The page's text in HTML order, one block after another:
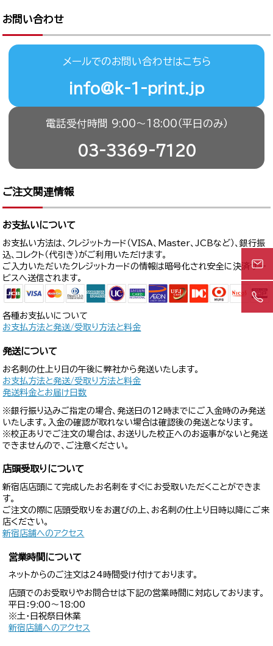
お問い合わせ
メールでのお問い合わせはこちら
info@k-1-print.jp
電話受付時間 9:00〜18:00（平日のみ）
03-3369-7120
ご注文関連情報
お支払いについて
お支払い方法は、クレジットカード（VISA、Master、JCBなど）、銀行振
込、コレクト（代引き）がご利用いただけます。
ご入力いただいたクレジットカードの情報は暗号化され安全に決済サー
ビスへ送信されます。
各種お支払いについて
お支払方法と発送/受取り方法と料金
発送について
お名刺の仕上り日の午後に弊社から発送いたします。
お支払方法と発送/受取り方法と料金
発送料金とお届け日数
※銀行振り込みご指定の場合、発送日の12時までにご入金時のみ発送
いたします。入金の確認が取れない場合は確認後の発送となります。
※校正ありでご注文の場合は、お送りした校正へのお返事がないと発送
できませんので、ご注意ください。
店頭受取りについて
新宿店店頭にて完成したお名刺をすぐにお受取いただくことができま
す。
ご注文の際に店頭受取りをお選びの上、お名刺の仕上り日時以降にご来
店ください。
新宿店舗へのアクセス
営業時間について
ネットからのご注文は24時間受け付けております。
店頭でのお受取りやお問合せは下記の営業時間に対応しております。
平日：9:00〜18:00
※土・日祝祭日休業
新宿店舗へのアクセス